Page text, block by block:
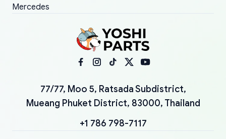
Mercedes
77/77, Moo 5, Ratsada Subdistrict,
Mueang Phuket District, 83000, Thailand
+1 786 798-7117